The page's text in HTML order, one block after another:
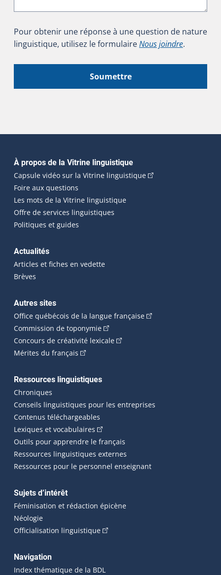
Pour obtenir une réponse à une question de nature
linguistique, utilisez le formulaireNous joindre.
Soumettre
Navigation principale
À propos de la Vitrine linguistique
Capsule vidéo sur la Vitrine linguistique(Cet hyperlien
Foire aux questions
Les mots de la Vitrine linguistique
Offre de services linguistiques
Politiques et guides
Actualités
Articles et fiches en vedette
Brèves
Autres sites
Office québécois de la langue française(Cet hyperlien
Commission de toponymie(Cet hyperlien externe s'ouvrira
Concours de créativité lexicale(Cet hyperlien externe
Mérites du français (Cet hyperlien externe s'ouvrira dans une
Ressources linguistiques
Chroniques
Conseils linguistiques pour les entreprises
Contenus téléchargeables
Lexiques et vocabulaires (Cet hyperlien externe s'ouvrira
Outils pour apprendre le français
Ressources linguistiques externes
Ressources pour le personnel enseignant
Sujets d’intérêt
Féminisation et rédaction épicène
Néologie
Officialisation linguistique(Cet hyperlien externe s'ouvrira
Navigation
Index thématique de la BDL